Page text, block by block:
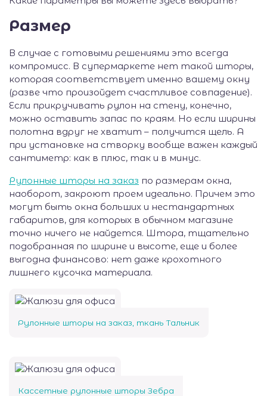
Размер
В случае с готовыми решениями это всегда
компромисс. В супермаркете нет такой шторы,
которая соответствует именно вашему окну
(разве что произойдет счастливое совпадение).
Если прикручивать рулон на стену, конечно,
можно оставить запас по краям. Но если ширины
полотна вдруг не хватит – получится щель. А
при установке на створку вообще важен каждый
сантиметр: как в плюс, так и в минус.
Рулонные шторы на заказ по размерам окна,
наоборот, закроют проем идеально. Причем это
могут быть окна больших и нестандартных
габаритов, для которых в обычном магазине
точно ничего не найдется. Штора, тщательно
подобранная по ширине и высоте, еще и более
выгодна финансово: нет даже крохотного
лишнего кусочка материала.
Рулонные шторы на заказ, ткань Тальник
Кассетные рулонные шторы Зебра